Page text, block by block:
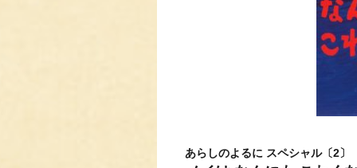
あらしのよるに スペシャル〔2〕